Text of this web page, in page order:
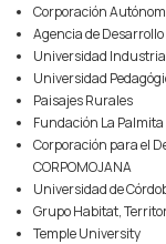
Corporación
Agencia de
Universidad
Universidad
Paisajes Rurales
Fundación La Palmita
Corporación para el
CORPOMOJANA
Universidad de
Grupo Habitat,
Temple University